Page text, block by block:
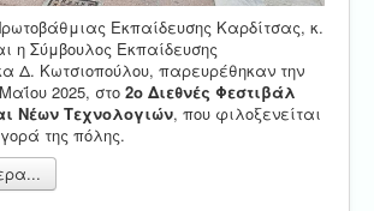
Εκπαίδευσης Καρδίτσας, κ.
η Σύμβουλος Εκπαίδευσης
Δ. Κωτσιοπούλου, παρευρέθηκαν την
2025, στο 2ο Διεθνές Φεστιβάλ
Νέων Τεχνολογιών, που φιλοξενείται
της πόλης.